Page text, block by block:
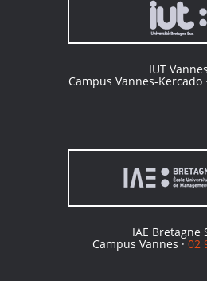
IUT Vannes
Campus Vannes-Kercado ·
IAE Bretagne
Campus Vannes ·02